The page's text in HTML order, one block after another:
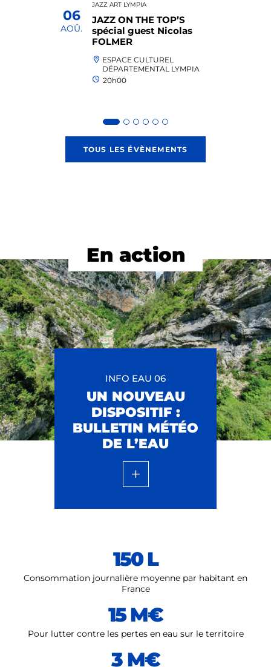
JAZZ ART LYMPIA
JAZZ ON THE TOP’S
spécial guest Nicolas
FOLMER
ESPACE CULTUREL
DÉPARTEMENTAL LYMPIA
20h00
06
AOÛ.
TOUS LES ÉVÈNEMENTS
En action
INFO EAU 06
UN NOUVEAU
DISPOSITIF :
BULLETIN MÉTÉO
DE L’EAU
150 L
Consommation journalière moyenne par habitant en
France
15 M€
Pour lutter contre les pertes en eau sur le territoire
3 M€